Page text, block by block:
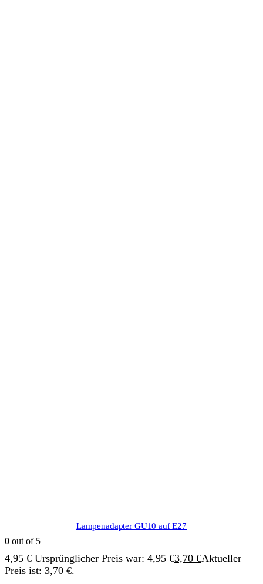
Lampenadapter GU10 auf E27
0 out of 5
4,95€ Ursprünglicher Preis war: 4,95 €3,70 €Aktueller
Preis ist: 3,70 €.